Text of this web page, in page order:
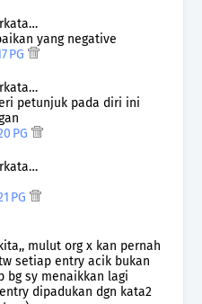
yang negative
PG
petunjuk pada diri ini
PG
PG
mulut org x kan pernah
setiap entry acik bukan
bg sy menaikkan lagi
dipadukan dgn kata2